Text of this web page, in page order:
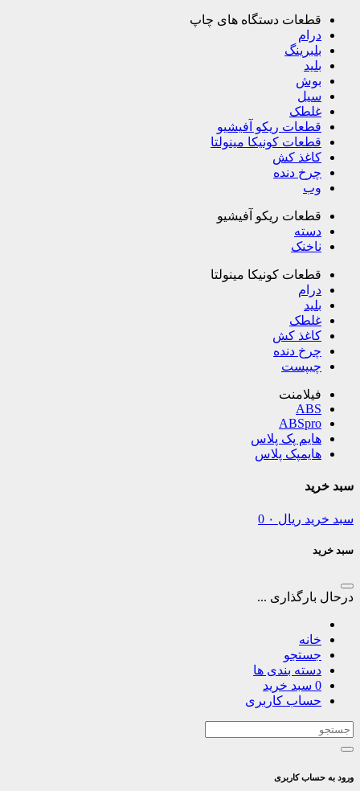
قطعات دستگاه های چاپ
درام
بلبرینگ
بلید
بوش
سیل
غلطک
قطعات ریکو آفیشیو
قطعات کونیکا مینولتا
کاغذ کش
چرخ دنده
وب
قطعات ریکو آفیشیو
دسته
ناخنک
قطعات کونیکا مینولتا
درام
بلید
غلطک
کاغذ کش
چرخ دنده
چیپست
فیلامنت
ABS
ABSpro
هایم پک پلاس
هایمپک پلاس
سبد خرید
سبد خرید ریال 0
سبد خرید
درحال بارگذاری ...
خانه
جستجو
دسته بندی ها
0 سبد خرید
حساب کاربری
ورود به حساب کاربری